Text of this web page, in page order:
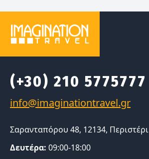
(+30) 210 5775777
Σαρανταπόρου 48, 12134, Περιστέρι
Δευτέρα: 09:00-18:00